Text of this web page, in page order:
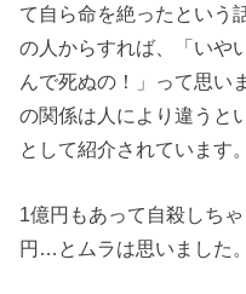
て自ら命を絶ったという
の人からすれば、「いや
んで死ぬの！」って思い
の関係は人により違うと
として紹介されています。
1億円もあって自殺しち
円…とムラは思いました。